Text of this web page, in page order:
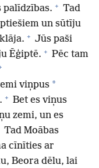
palīdzības. + Tad
un sūtīju
+ Jūs paši
Ēģiptē. + Pēc tam
viņpus *
+ Bet es viņus
zemi, un es
Tad Moābas
cīnīties ar
Beora dēlu, lai